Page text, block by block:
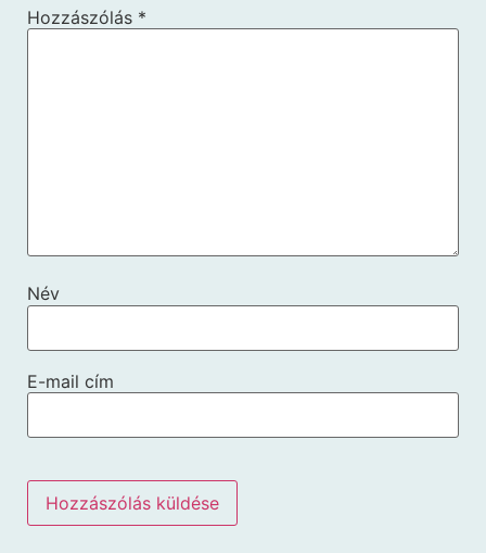
Hozzászólás *
Név
E-mail cím